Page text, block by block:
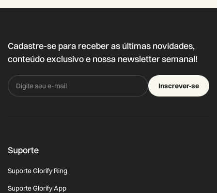
Cadastre-se para receber as últimas novidades,
conteúdo exclusivo e nossa newsletter semanal!
Inscrever-se
Suporte
Suporte Glorify Ring
Suporte Glorify App